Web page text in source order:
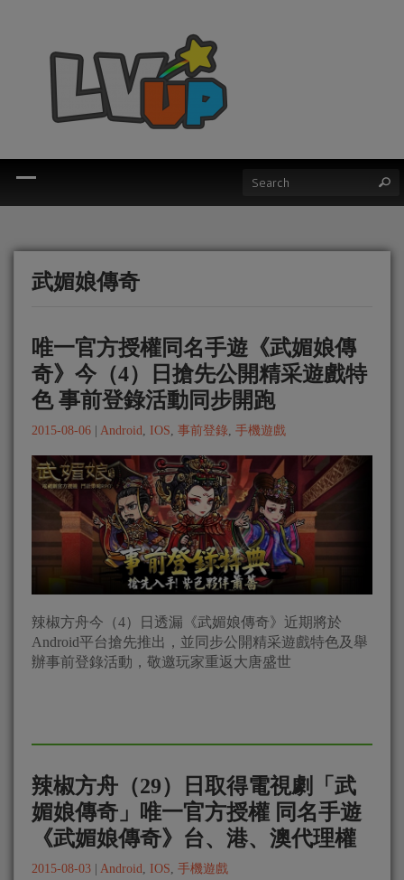
武媚娘傳奇
唯一官方授權同名手遊《武媚娘傳
奇》今（4）日搶先公開精采遊戲特
色 事前登錄活動同步開跑
2015-08-06 Android, IOS, 事前登錄, 手機遊戲
辣椒方舟今（4）日透漏《武媚娘傳奇》近期將於
Android平台搶先推出，並同步公開精采遊戲特色及舉
辦事前登錄活動，敬邀玩家重返大唐盛世
辣椒方舟（29）日取得電視劇「武
媚娘傳奇」唯一官方授權 同名手遊
《武媚娘傳奇》台、港、澳代理權
2015-08-03 Android, IOS, 手機遊戲